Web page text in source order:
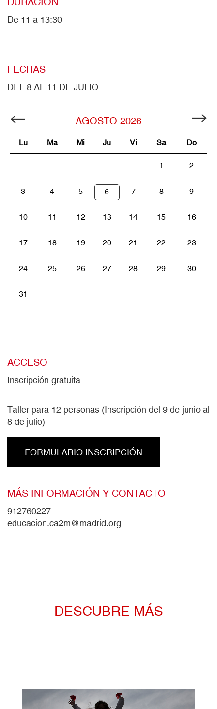
De 11 a 13:30
FECHAS
DEL 8 AL 11 DE JULIO
AGOSTO 2026
Lu Ma Mi Ju Vi Sa Do
1 2
3 4 5 6 7 8 9
10 11 12 13 14 15 16
17 18 19 20 21 22 23
24 25 26 27 28 29 30
31
ACCESO
Inscripción gratuita
Taller para 12 personas (Inscripción del 9 de junio al
8 de julio)
FORMULARIO INSCRIPCIÓN
MÁS INFORMACIÓN Y CONTACTO
912760227
educacion.ca2m@madrid.org
DESCUBRE MÁS